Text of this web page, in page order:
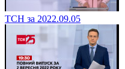
ТСН за 2022.09.05